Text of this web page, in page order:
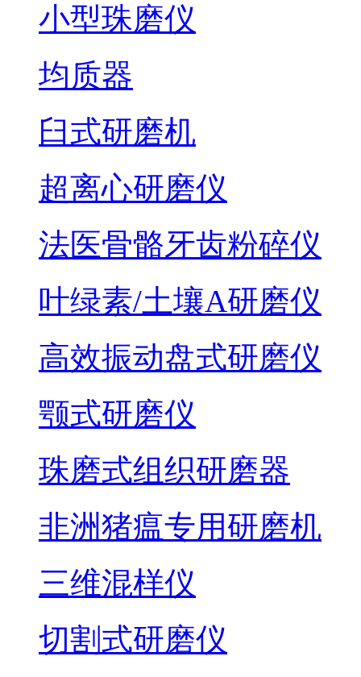
小型珠磨仪
均质器
臼式研磨机
超离心研磨仪
法医骨骼牙齿粉碎仪
叶绿素/土壤A研磨仪
高效振动盘式研磨仪
颚式研磨仪
珠磨式组织研磨器
非洲猪瘟专用研磨机
三维混样仪
切割式研磨仪